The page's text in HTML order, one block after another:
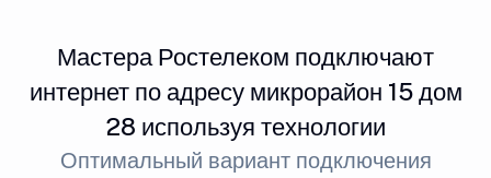
Мастера Ростелеком подключают
интернет по адресу микрорайон 15 дом
28 используя технологии
Оптимальный вариант подключения